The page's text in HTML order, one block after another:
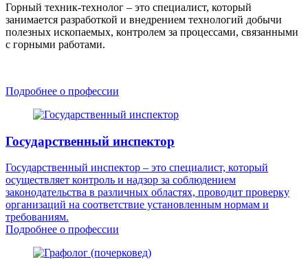
Горный техник-технолог – это специалист, который
занимается разработкой и внедрением технологий добычи
полезных ископаемых, контролем за процессами, связанными
с горными работами.
Подробнее о профессии
Государственный инспектор
Государственный инспектор – это специалист, который
осуществляет контроль и надзор за соблюдением
законодательства в различных областях, проводит проверку
организаций на соответствие установленным нормам и
требованиям.
Подробнее о профессии